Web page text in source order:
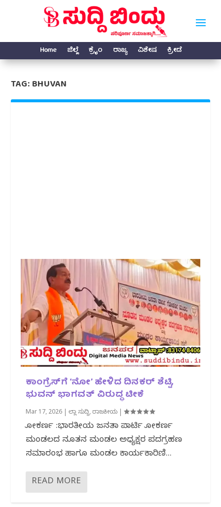
Home ಜಿಲ್ಲೆ ಕ್ರೈಂ ರಾಜ್ಯ ವಿಶೇಷ ಕ್ರೀಡೆ
TAG:BHUVAN
ಕಾಂಗ್ರೆಸ್‌ಗೆ ‘ನೋ’ ಹೇಳಿದ ದಿನಕರ್ ಶೆಟ್ಟಿ,
ಭುವನ್ ಭಾಗವತ್‌ ವಿರುದ್ಧ ಟೀಕೆ
Mar 17, 2026 |ಜಿಲ್ಲಾ ಸುದ್ದಿ,ರಾಜಕೀಯ |
ಗೋಕರ್ಣ :ಭಾರತೀಯ ಜನತಾ ಪಾರ್ಟಿ ಗೋಕರ್ಣ
ಮಂಡಲದ ನೂತನ ಮಂಡಲ ಅಧ್ಯಕ್ಷರ ಪದಗ್ರಹಣ
ಸಮಾರಂಭ ಹಾಗೂ ಮಂಡಲ ಕಾರ್ಯಕಾರಿಣಿ...
READ MORE